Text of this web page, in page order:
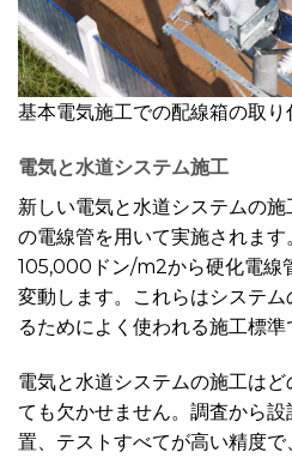
基本電気施工での配線箱の取り
電気と水道システム施工
新しい電気と水道システムの
の電線管を用いて実施されま
105,000ドン/m2から硬化電線
変動します。これらはシステ
るためによく使われる施工標準
電気と水道システムの施工は
ても欠かせません。調査から
置、テストすべてが高い精度